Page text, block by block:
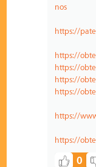
nos
https://
https://
https://
https://
https://
https://
https://
0